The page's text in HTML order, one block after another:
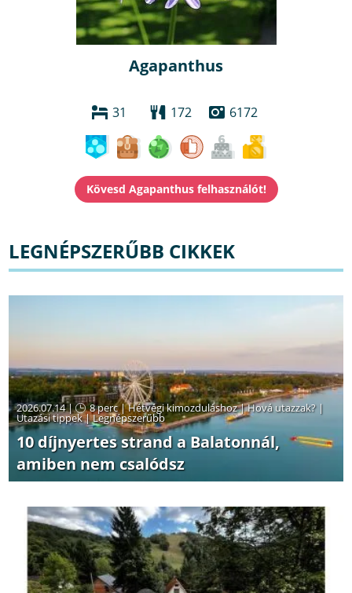
Agapanthus
31 172 6172
LEGNÉPSZERŰBB CIKKEK
2026.07.14 | 8 perc|Hétvégi kimozduláshoz|Hová utazzak? |
Utazási tippek|Legnépszerűbb
10 díjnyertes strand a Balatonnál,
amiben nem csalódsz